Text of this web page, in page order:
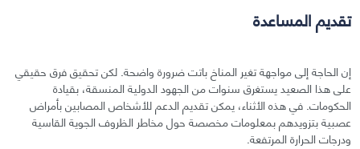
تقديم المساعدة
إن الحاجة إلى مواجهة تغير المناخ باتت ضرورة واضحة. لكن تحقيق فرق حقيقي
على هذا الصعيد يستغرق سنوات من الجهود الدولية المنسقة، بقيادة
الحكومات. في هذه الأثناء، يمكن تقديم الدعم للأشخاص المصابين بأمراض
عصبية بتزويدهم بمعلومات مخصصة حول مخاطر الظروف الجوية القاسية
ودرجات الحرارة المرتفعة.